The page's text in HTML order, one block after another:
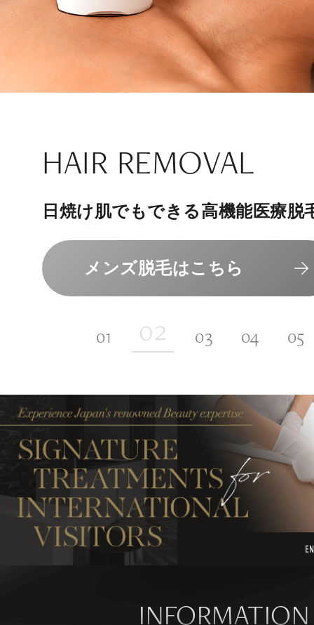
上質な美容医療サービスを提供し
人気メニューはこちら
HAIR REMOVAL
日焼け肌でもできる高機能医療脱
メンズ脱毛はこちら
組めるスキンケアトライアル
スキンケアトライアルはこ
PHILOSOPHY
“男性”特化の美容
コンセプトはこちら
内側から若々しく健康な身体へ
エクソソーム療法はこちら
NAD+点滴はこちら
INVITATION
メンバーシップを、最高のギフト
メンバーシップのご案内
INFORMATION